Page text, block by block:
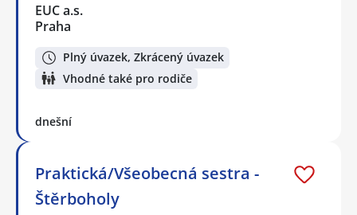
EUC a.s.
Praha
Plný úvazek, Zkrácený úvazek
Vhodné také pro rodiče
dnešní
Praktická/Všeobecná sestra -
Štěrboholy